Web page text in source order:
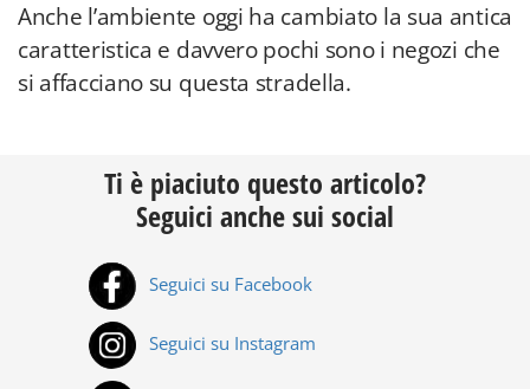
Anche l’ambiente oggi ha cambiato la sua antica
caratteristica e davvero pochi sono i negozi che
si affacciano su questa stradella.
Ti è piaciuto questo articolo?
Seguici anche sui social
Seguici su Facebook
Seguici su Instagram